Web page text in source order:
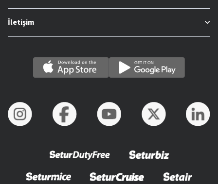
İletişim